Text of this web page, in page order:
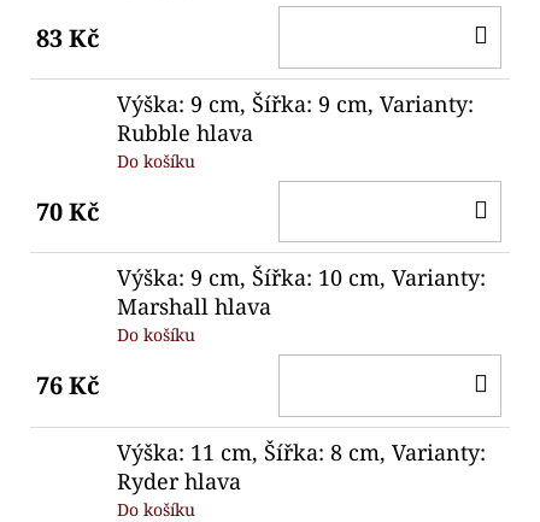
83 Kč
Výška: 9 cm, Šířka: 9 cm, Varianty:
Rubble hlava
Do košíku
70 Kč
Výška: 9 cm, Šířka: 10 cm, Varianty:
Marshall hlava
Do košíku
76 Kč
Výška: 11 cm, Šířka: 8 cm, Varianty:
Ryder hlava
Do košíku